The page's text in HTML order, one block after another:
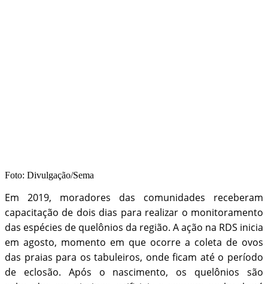
Foto: Divulgação/Sema
Em 2019, moradores das comunidades receberam
capacitação de dois dias para realizar o monitoramento
das espécies de quelônios da região. A ação na RDS inicia
em agosto, momento em que ocorre a coleta de ovos
das praias para os tabuleiros, onde ficam até o período
de eclosão. Após o nascimento, os quelônios são